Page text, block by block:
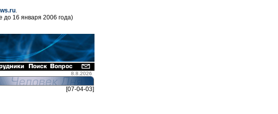
.
до 16 января 2006 года)
8.8.2026
[07-04-03]